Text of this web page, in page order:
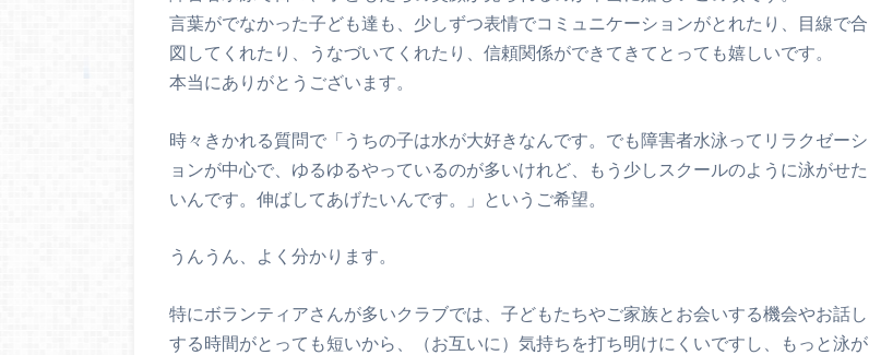
言葉がでなかった子ども達も、少しずつ表情でコミュニケーションがとれたり、目線で合
図してくれたり、うなづいてくれたり、信頼関係ができてきてとっても嬉しいです。
本当にありがとうございます。
時々きかれる質問で「うちの子は水が大好きなんです。でも障害者水泳ってリラクゼーシ
ョンが中心で、ゆるゆるやっているのが多いけれど、もう少しスクールのように泳がせた
いんです。伸ばしてあげたいんです。」というご希望。
うんうん、よく分かります。
特にボランティアさんが多いクラブでは、子どもたちやご家族とお会いする機会やお話し
する時間がとっても短いから、（お互いに）気持ちを打ち明けにくいですし、もっと泳が